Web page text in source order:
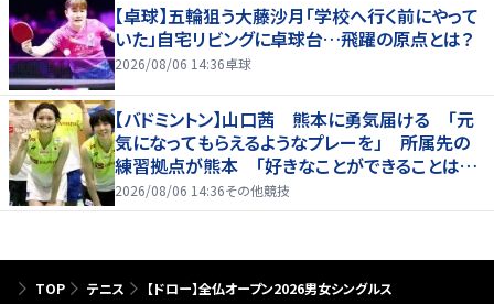
【卓球】五輪狙う大藤沙月「学校へ行く前にやって
いた」自宅リビングに卓球台…飛躍の原点とは？
2026/08/06 14:36卓球
【バドミントン】山口茜 熊本に勇気届ける 「元
気になってもらえるようなプレーを」 所属先の
練習拠点が熊本 「好きなことができることは当
たり前じゃない」
2026/08/06 14:36その他競技
TOP テニス 【ドロー】全仏オープン2026男女シングルス